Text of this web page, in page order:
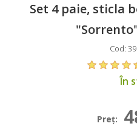
Set 4 paie, sticla
Cod:
În
Preţ: